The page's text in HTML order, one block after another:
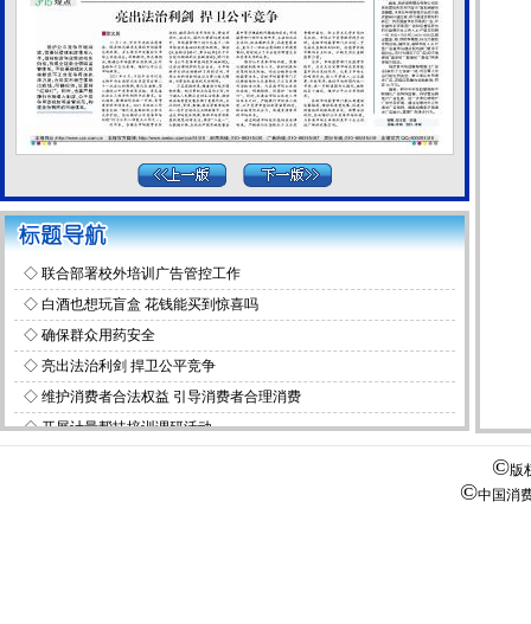
◇ 联合部署校外培训广告管控工作
◇ 白酒也想玩盲盒 花钱能买到惊喜吗
◇ 确保群众用药安全
◇ 亮出法治利剑 捍卫公平竞争
◇ 维护消费者合法权益 引导消费者合理消费
◇开展计量帮扶培训调研活动
©版
©中国消